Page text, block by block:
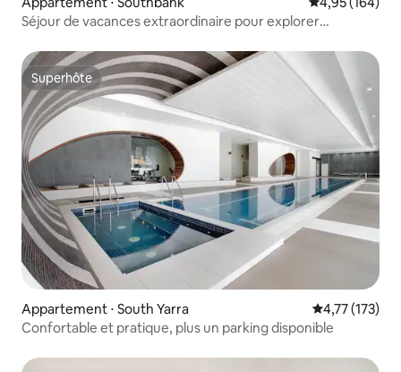
Séjour de vacances extraordinaire pour explorer
Superhôte
Superhôte
Appartement ⋅ South Yarra Évaluation
4,77 (173)
Confortable et pratique, plus un parking disponible